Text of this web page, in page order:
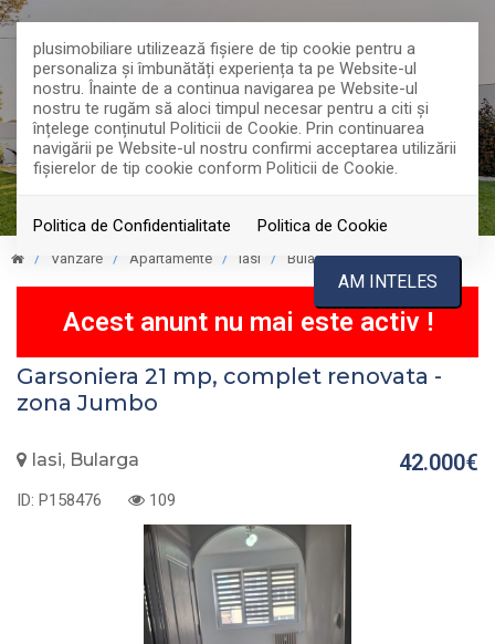
plusimobiliare utilizează fişiere de tip cookie pentru a
personaliza și îmbunătăți experiența ta pe Website-ul
nostru. Înainte de a continua navigarea pe Website-ul
nostru te rugăm să aloci timpul necesar pentru a citi și
înțelege conținutul Politicii de Cookie. Prin continuarea
navigării pe Website-ul nostru confirmi acceptarea utilizării
fişierelor de tip cookie conform Politicii de Cookie.
Politica de Confidentialitate Politica de Cookie
AM INTELES
Vanzare Apartamente Iasi Bularga
Acest anunt nu mai este activ !
Garsoniera 21 mp, complet renovata -
zona Jumbo
Iasi, Bularga 42.000€
ID: P158476 109
VANDUT